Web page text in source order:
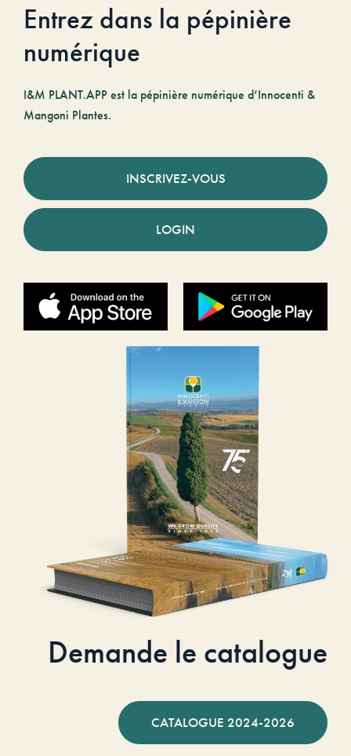
Entrez dans la pépinière
numérique
I&M PLANT.APP est la pépinière numérique d’Innocenti &
Mangoni Plantes.
INSCRIVEZ-VOUS
LOGIN
Demande le catalogue
CATALOGUE 2024-2026